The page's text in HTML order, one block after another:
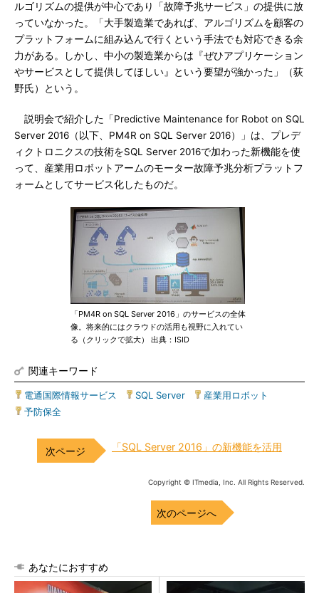
ルゴリズムの提供が中心であり「故障予兆サービス」の提供に放
っていなかった。「大手製造業であれば、アルゴリズムを顧客の
プラットフォームに組み込んで行くという手法でも対応できる余
力がある。しかし、中小の製造業からは『ぜひアプリケーション
やサービスとして提供してほしい』という要望が強かった」（荻
野氏）という。
説明会で紹介した「Predictive Maintenance for Robot on SQL
Server 2016（以下、PM4R on SQL Server 2016）」は、プレデ
ィクトロニクスの技術をSQL Server 2016で加わった新機能を使
って、産業用ロボットアームのモーター故障予兆分析プラットフ
ォームとしてサービス化したものだ。
「PM4R on SQL Server 2016」のサービスの全体
像。将来的にはクラウドの活用も視野に入れてい
る（クリックで拡大） 出典：ISID
関連キーワード
電通国際情報サービス SQL Server 産業用ロボット
予防保全
「SQL Server 2016」の新機能を活用
Copyright © ITmedia, Inc. All Rights Reserved.
次のページへ
あなたにおすすめ